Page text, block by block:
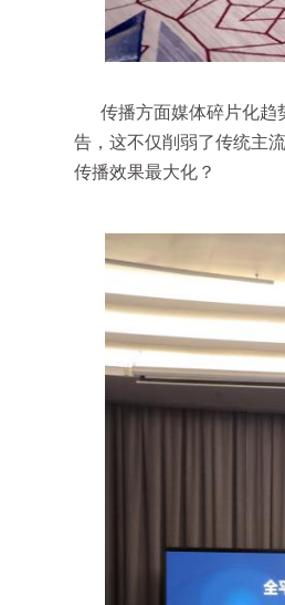
传播方面媒体碎片化趋
告，这不仅削弱了传统主
传播效果最大化？